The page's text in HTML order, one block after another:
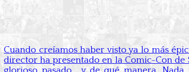
Cuando creíamos haber visto ya lo más
director ha presentado en la Comic-Con de